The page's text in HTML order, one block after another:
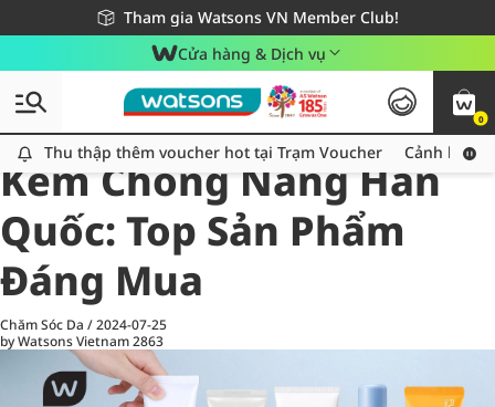
Tham gia Watsons VN Member Club!
Miễn phí giao hàng cho đơn hàng từ 249,000Đ
Giao hàng nhanh 24h - Áp dụng khu vực TP. Hồ Chí Minh
Cửa hàng & Dịch vụ
0
Thu thập thêm voucher hot tại Trạm Voucher
Thu thập thêm voucher hot tại Trạm Voucher Cảnh báo
All
Chăm Sóc Cá Nhân
Kem Chống Nắng Hàn
Quốc: Top Sản Phẩm
Đáng Mua
Chăm Sóc Da /2024-07-25
by Watsons Vietnam2863